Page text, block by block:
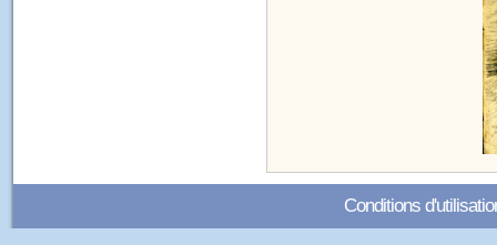
Conditions